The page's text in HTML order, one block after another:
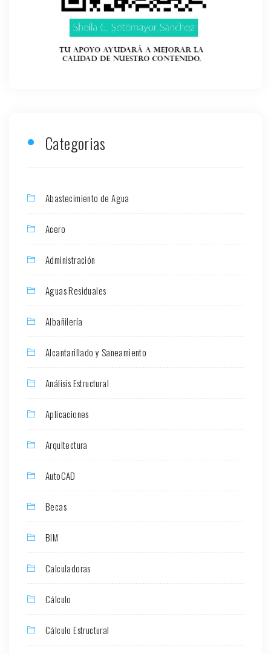
Categorias
Abastecimiento de Agua
Acero
Administración
Aguas Residuales
Albañilería
Alcantarillado y Saneamiento
Análisis Estructural
Aplicaciones
Arquitectura
AutoCAD
Becas
BIM
Calculadoras
Cálculo
Cálculo Estructural